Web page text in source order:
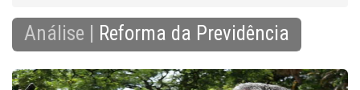
Análise | Reforma da Previdência